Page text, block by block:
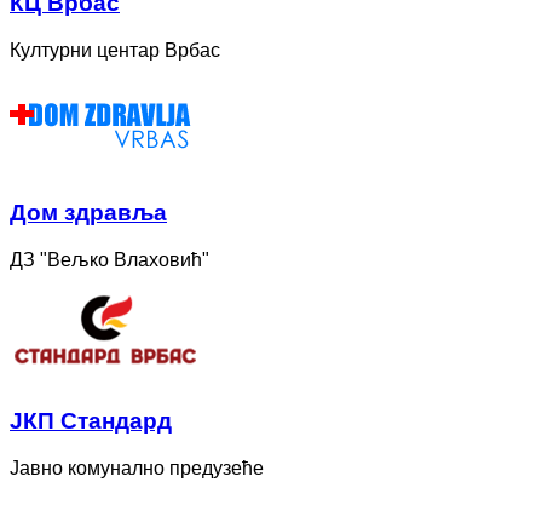
Културни центар Врбас
Дом здравља
ДЗ "Вељко Влаховић"
ЈКП Стандард
Јавно комунално предузеће